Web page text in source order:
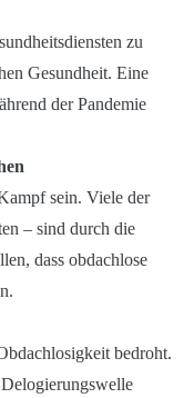
zu
Gesundheit. Eine
der Pandemie
sein. Viele der
– sind durch die
dass obdachlose
bedroht.